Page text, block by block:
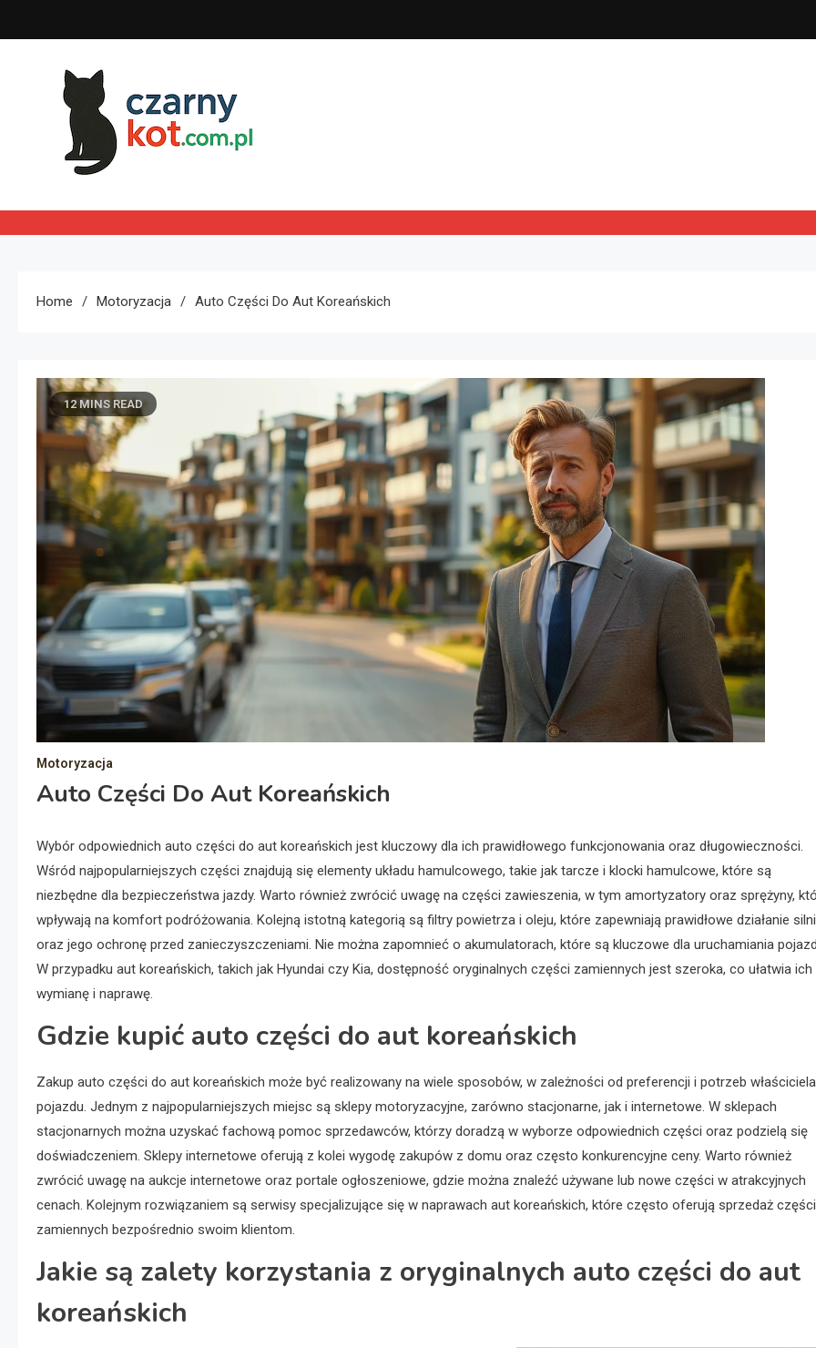
to
Czarny kot
Home Motoryzacja Auto Części Do Aut Koreańskich
12 MINS READ
Motoryzacja
Auto Części Do Aut Koreańskich
Wybór odpowiednich auto części do aut koreańskich jest kluczowy dla ich prawidłowego funkcjonowania oraz długowieczności.
Wśród najpopularniejszych części znajdują się elementy układu hamulcowego, takie jak tarcze i klocki hamulcowe, które są
niezbędne dla bezpieczeństwa jazdy. Warto również zwrócić uwagę na części zawieszenia, w tym amortyzatory oraz sprężyny,
wpływają na komfort podróżowania. Kolejną istotną kategorią są filtry powietrza i oleju, które zapewniają prawidłowe działanie
oraz jego ochronę przed zanieczyszczeniami. Nie można zapomnieć o akumulatorach, które są kluczowe dla uruchamiania
W przypadku aut koreańskich, takich jak Hyundai czy Kia, dostępność oryginalnych części zamiennych jest szeroka, co ułatwia ich
wymianę i naprawę.
Gdzie kupić auto części do aut koreańskich
Zakup auto części do aut koreańskich może być realizowany na wiele sposobów, w zależności od preferencji i potrzeb właściciela
pojazdu. Jednym z najpopularniejszych miejsc są sklepy motoryzacyjne, zarówno stacjonarne, jak i internetowe. W sklepach
stacjonarnych można uzyskać fachową pomoc sprzedawców, którzy doradzą w wyborze odpowiednich części oraz podzielą się
doświadczeniem. Sklepy internetowe oferują z kolei wygodę zakupów z domu oraz często konkurencyjne ceny. Warto również
zwrócić uwagę na aukcje internetowe oraz portale ogłoszeniowe, gdzie można znaleźć używane lub nowe części w atrakcyjnych
cenach. Kolejnym rozwiązaniem są serwisy specjalizujące się w naprawach aut koreańskich, które często oferują sprzedaż części
zamiennych bezpośrednio swoim klientom.
Jakie są zalety korzystania z oryginalnych auto części do aut
koreańskich